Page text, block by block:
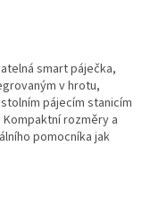
smart páječka,
v hrotu,
pájecím stanicím
rozměry a
pomocníka jak